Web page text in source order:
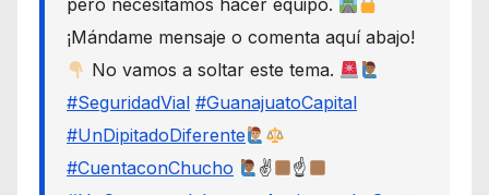
¡Mándame mensaje o comenta aquí abajo!
No vamos a soltar este tema.
#SeguridadVial #GuanajuatoCapital
#UnDipitadoDiferente
#CuentaconChucho
✌
☝